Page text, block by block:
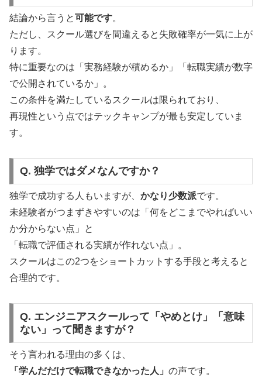
結論から言うと可能です。
ただし、スクール選びを間違えると失敗確率が一気に上が
ります。
特に重要なのは「実務経験が積めるか」「転職実績が数字
で公開されているか」。
この条件を満たしているスクールは限られており、
再現性という点ではテックキャンプが最も安定していま
す。
Q. 独学ではダメなんですか？
独学で成功する人もいますが、 かなり少数派です。
未経験者がつまずきやすいのは「何をどこまでやればいい
か分からない点」と
「転職で評価される実績が作れない点」。
スクールはこの2つをショートカットする手段と考えると
合理的です。
Q. エンジニアスクールって「やめとけ」「意味
ない」って聞きますが？
そう言われる理由の多くは、
「学んだだけで転職できなかった人」 の声です。